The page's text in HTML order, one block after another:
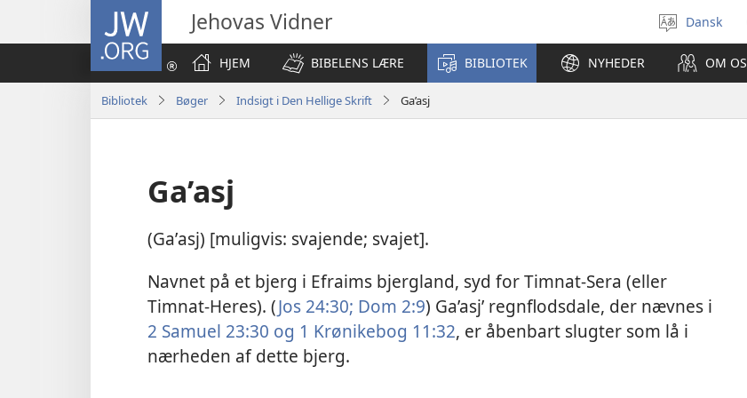
JW.ORG Jehovas Vidner
Vælg
sprog
Dansk
HJEM
BIBELENS LÆRE BIBLIOTEK NYHEDER OM OS
Bibliotek Bøger Indsigt i Den Hellige Skrift Ga’asj
Ga’asj
(Gaʹasj) [muligvis: svajende; svajet].
Navnet på et bjerg i Efraims bjergland, syd for Timnat-Sera (eller
Timnat-Heres). (Jos 24:30; Dom 2:9) Ga’asj’ regnflodsdale, der nævnes i
2 Samuel 23:30 og 1 Krønikebog 11:32, er åbenbart slugter som lå i
nærheden af dette bjerg.